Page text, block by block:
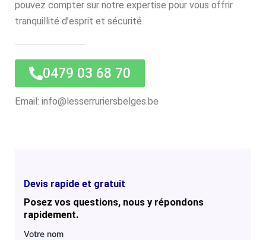
pouvez compter sur notre expertise pour vous offrir
tranquillité d’esprit et sécurité.
0479 03 68 70
Email: info@lesserruriersbelges.be
Devis rapide et gratuit
Posez vos questions, nous y répondons
rapidement.
Votre nom